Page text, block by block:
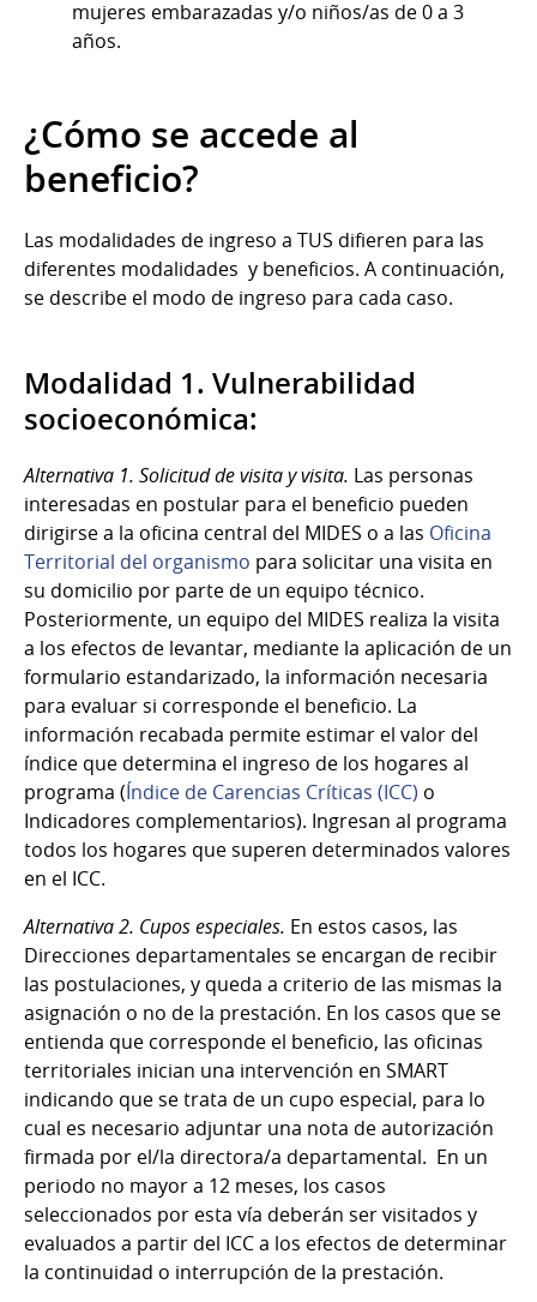
mujeres embarazadas y/o niños/as de 0 a 3
años.
¿Cómo se accede al
beneficio?
Las modalidades de ingreso a TUS difieren para las
diferentes modalidades y beneficios. A continuación,
se describe el modo de ingreso para cada caso.
Modalidad 1. Vulnerabilidad
socioeconómica:
Alternativa 1. Solicitud de visita y visita. Las personas
interesadas en postular para el beneficio pueden
dirigirse a la oficina central del MIDES o a las Oficina
Territorial del organismo para solicitar una visita en
su domicilio por parte de un equipo técnico.
Posteriormente, un equipo del MIDES realiza la visita
a los efectos de levantar, mediante la aplicación de un
formulario estandarizado, la información necesaria
para evaluar si corresponde el beneficio. La
información recabada permite estimar el valor del
índice que determina el ingreso de los hogares al
programa (Índice de Carencias Críticas (ICC) o
Indicadores complementarios). Ingresan al programa
todos los hogares que superen determinados valores
en el ICC.
Alternativa 2. Cupos especiales. En estos casos, las
Direcciones departamentales se encargan de recibir
las postulaciones, y queda a criterio de las mismas la
asignación o no de la prestación. En los casos que se
entienda que corresponde el beneficio, las oficinas
territoriales inician una intervención en SMART
indicando que se trata de un cupo especial, para lo
cual es necesario adjuntar una nota de autorización
firmada por el/la directora/a departamental. En un
periodo no mayor a 12 meses, los casos
seleccionados por esta vía deberán ser visitados y
evaluados a partir del ICC a los efectos de determinar
la continuidad o interrupción de la prestación.